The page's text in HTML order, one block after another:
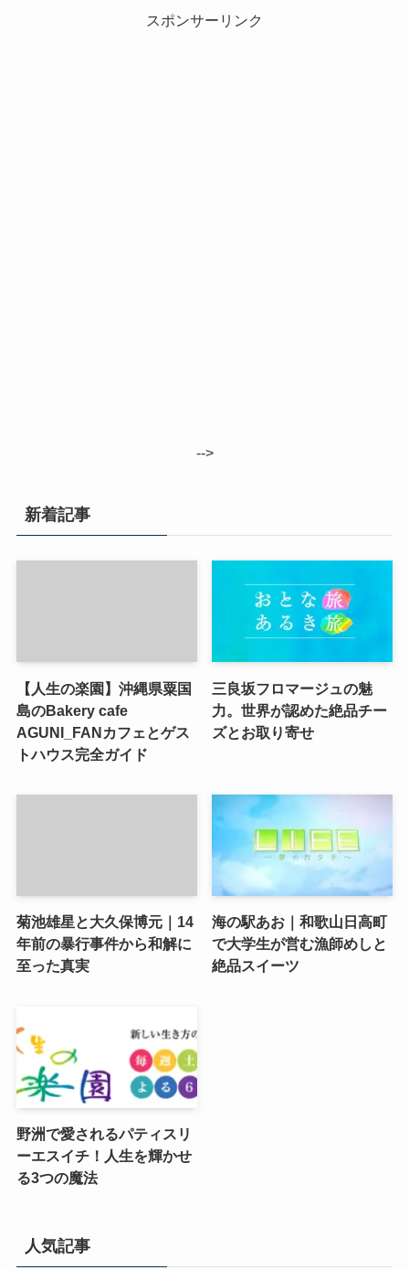
スポンサーリンク
-->
新着記事
【人生の楽園】沖縄県粟国
島のBakery cafe
AGUNI_FANカフェとゲス
トハウス完全ガイド
三良坂フロマージュの魅
力。世界が認めた絶品チー
ズとお取り寄せ
菊池雄星と大久保博元｜14
年前の暴行事件から和解に
至った真実
海の駅あお｜和歌山日高町
で大学生が営む漁師めしと
絶品スイーツ
野洲で愛されるパティスリ
ーエスイチ！人生を輝かせ
る3つの魔法
人気記事